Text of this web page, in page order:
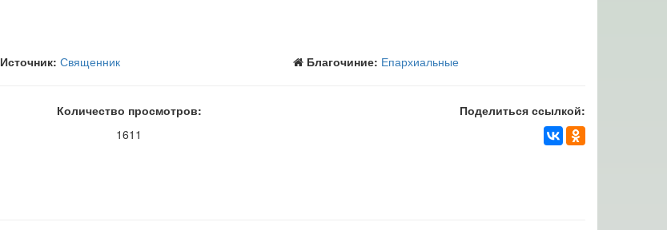
Источник: Священник Благочиние: Епархиальные
Количество просмотров:
1611
Поделиться ссылкой: